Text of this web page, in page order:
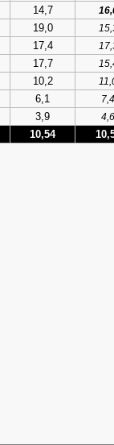
14,7
19,0
17,4
17,7
10,2
6,1
7,4
3,9 4,6
10,54